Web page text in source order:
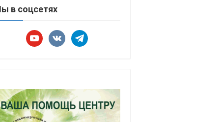
в соцсетях
youtubevkontaktetelegram